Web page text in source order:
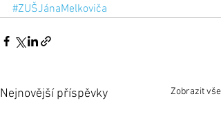
#ZUŠJánaMelkoviča
Nejnovější příspěvky Zobrazit vše